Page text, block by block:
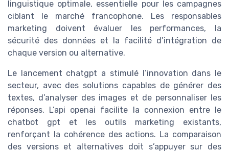
linguistique optimale, essentielle pour les campagnes
ciblant le marché francophone. Les responsables
marketing doivent évaluer les performances, la
sécurité des données et la facilité d’intégration de
chaque version ou alternative.
Le lancement chatgpt a stimulé l’innovation dans le
secteur, avec des solutions capables de générer des
textes, d’analyser des images et de personnaliser les
réponses. L’api openai facilite la connexion entre le
chatbot gpt et les outils marketing existants,
renforçant la cohérence des actions. La comparaison
des versions et alternatives doit s’appuyer sur des